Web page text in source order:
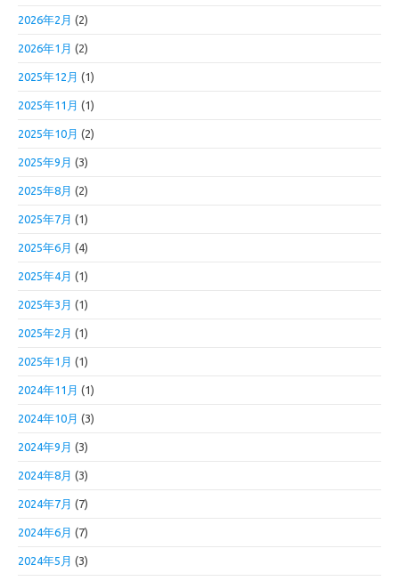
2026年2月 (2)
2026年1月 (2)
2025年12月 (1)
2025年11月 (1)
2025年10月 (2)
2025年9月 (3)
2025年8月 (2)
2025年7月 (1)
2025年6月 (4)
2025年4月 (1)
2025年3月 (1)
2025年2月 (1)
2025年1月 (1)
2024年11月 (1)
2024年10月 (3)
2024年9月 (3)
2024年8月 (3)
2024年7月 (7)
2024年6月 (7)
2024年5月 (3)